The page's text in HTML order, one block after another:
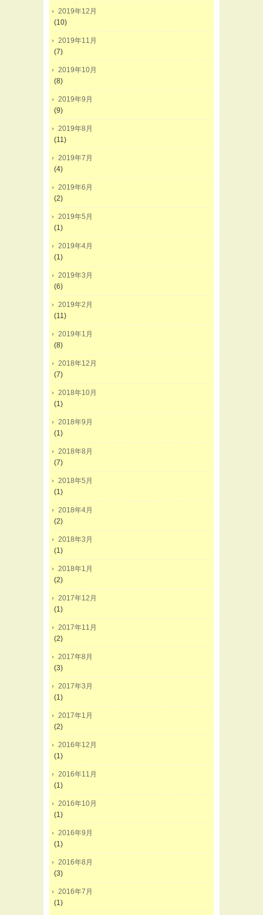
2019年12月
(10)
2019年11月
(7)
2019年10月
(8)
2019年9月
(9)
2019年8月
(11)
2019年7月
(4)
2019年6月
(2)
2019年5月
(1)
2019年4月
(1)
2019年3月
(6)
2019年2月
(11)
2019年1月
(8)
2018年12月
(7)
2018年10月
(1)
2018年9月
(1)
2018年8月
(7)
2018年5月
(1)
2018年4月
(2)
2018年3月
(1)
2018年1月
(2)
2017年12月
(1)
2017年11月
(2)
2017年8月
(3)
2017年3月
(1)
2017年1月
(2)
2016年12月
(1)
2016年11月
(1)
2016年10月
(1)
2016年9月
(1)
2016年8月
(3)
2016年7月
(1)